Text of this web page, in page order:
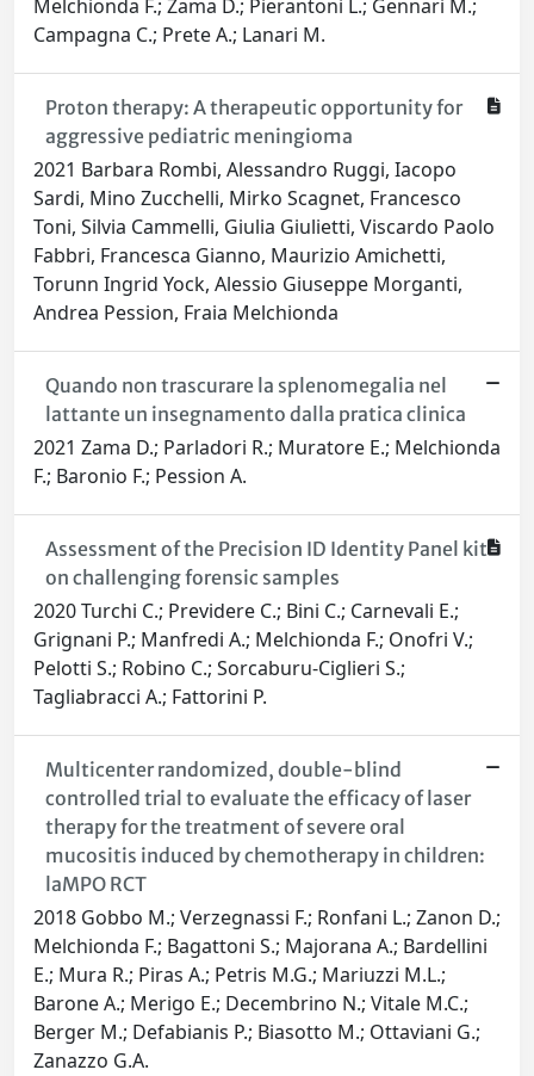
Melchionda F.; Zama D.; Pierantoni L.; Gennari M.;
Campagna C.; Prete A.; Lanari M.
Proton therapy: A therapeutic opportunity for
aggressive pediatric meningioma
2021 Barbara Rombi, Alessandro Ruggi, Iacopo
Sardi, Mino Zucchelli, Mirko Scagnet, Francesco
Toni, Silvia Cammelli, Giulia Giulietti, Viscardo Paolo
Fabbri, Francesca Gianno, Maurizio Amichetti,
Torunn Ingrid Yock, Alessio Giuseppe Morganti,
Andrea Pession, Fraia Melchionda
Quando non trascurare la splenomegalia nel
lattante un insegnamento dalla pratica clinica
2021 Zama D.; Parladori R.; Muratore E.; Melchionda
F.; Baronio F.; Pession A.
Assessment of the Precision ID Identity Panel kit
on challenging forensic samples
2020 Turchi C.; Previdere C.; Bini C.; Carnevali E.;
Grignani P.; Manfredi A.; Melchionda F.; Onofri V.;
Pelotti S.; Robino C.; Sorcaburu-Ciglieri S.;
Tagliabracci A.; Fattorini P.
Multicenter randomized, double-blind
controlled trial to evaluate the efficacy of laser
therapy for the treatment of severe oral
mucositis induced by chemotherapy in children:
laMPO RCT
2018 Gobbo M.; Verzegnassi F.; Ronfani L.; Zanon D.;
Melchionda F.; Bagattoni S.; Majorana A.; Bardellini
E.; Mura R.; Piras A.; Petris M.G.; Mariuzzi M.L.;
Barone A.; Merigo E.; Decembrino N.; Vitale M.C.;
Berger M.; Defabianis P.; Biasotto M.; Ottaviani G.;
Zanazzo G.A.